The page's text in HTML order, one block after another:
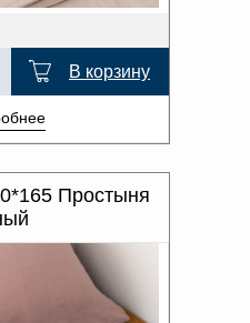
В корзину
Простыня